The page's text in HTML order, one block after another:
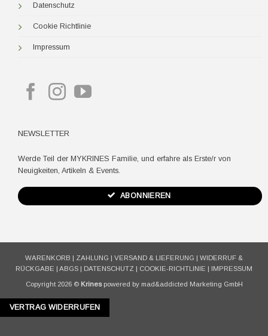
Datenschutz
Cookie Richtlinie
Impressum
NEWSLETTER
Werde Teil der MYKRINES Familie, und erfahre als Erste/r von
Neuigkeiten, Artikeln & Events.
ABONNIEREN
WARENKORB | ZAHLUNG | VERSAND & LIEFERUNG | WIDERRUF &
RÜCKGABE | ABGS | DATENSCHUTZ | COOKIE-RICHTLINIE | IMPRESSUM
Copyright 2026 © Krinespowered by mad&addicted Marketing GmbH
VERTRAG WIDERRUFEN